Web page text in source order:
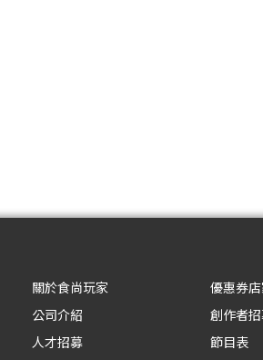
關於食尚玩家
公司介紹
人才招募
優惠券
創作者
節目表